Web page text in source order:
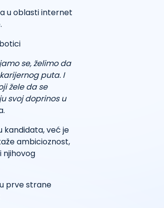
u oblasti internet
se, želimo da
puta. I
žele da se
svoj doprinos u
kandidata, već je
ambicioznost,
njihovog
prve strane